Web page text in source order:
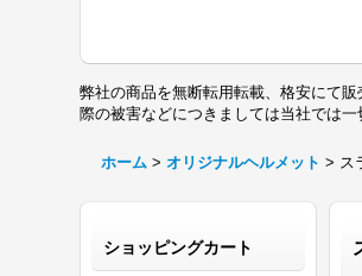
弊社の商品を無断転用転載、格安にて
際の被害などにつきましては当社では
ホーム > オリジナルヘルメット > ス
ショッピングカート